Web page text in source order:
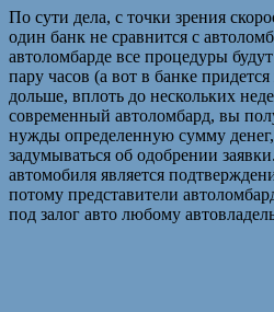
По сути дела, с точки зрения
один банк не сравнится с
автоломбарде все процедуры
пару часов (а вот в банке
дольше, вплоть до нескольких
современный автоломбард, вы
нужды определенную сумму
задумываться об одобрении
автомобиля является
потому представители
под залог авто любому